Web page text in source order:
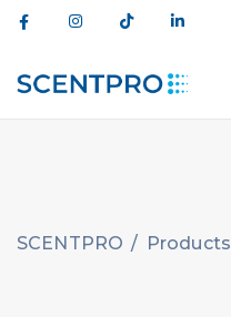
SCENTPRO / Products